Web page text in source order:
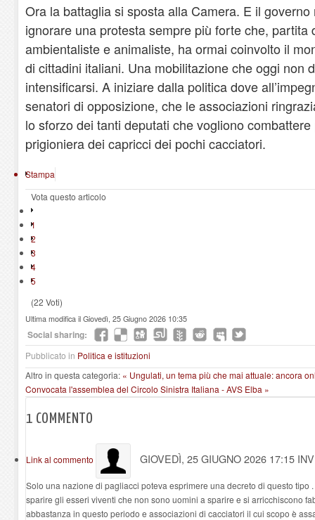
Ora la battaglia si sposta alla Camera. E il
ignorare una protesta sempre più forte che, partita
ambientaliste e animaliste, ha ormai coinvolto il
di cittadini italiani. Una mobilitazione che oggi non
intensificarsi. A iniziare dalla politica dove
senatori di opposizione, che le associazioni
lo sforzo dei tanti deputati che vogliono
prigioniera dei capricci dei pochi cacciatori.
Stampa
Vota questo articolo
1
2
3
4
5
(22 Voti)
Ultima modifica il Giovedì, 25 Giugno 2026 10:35
Social sharing:
Pubblicato in Politica e istituzioni
Altro in questa categoria: « Ungulati, un tema più che mai attuale: ancora
Convocata l'assemblea del Circolo Sinistra Italiana - AVS Elba »
1 COMMENTO
Link al commento GIOVEDÌ, 25 GIUGNO 2026 17:15
Solo una nazione di pagliacci poteva esprimere una decreto di questo tipo
sparire gli esseri viventi che non sono uomini a sparire e si arricchiscono
abbastanza in questo periodo e associazioni di cacciatori il cui scopo è